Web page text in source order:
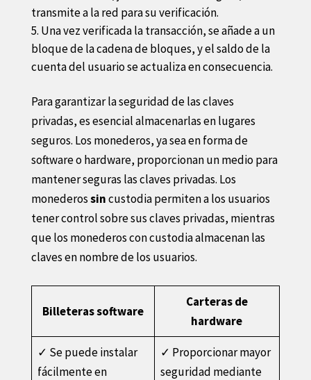
transmite a la red para su verificación.
Una vez verificada la transacción, se añade a un
bloque de la cadena de bloques, y el saldo de la
cuenta del usuario se actualiza en consecuencia.
Para garantizar la seguridad de las claves
privadas, es esencial almacenarlas en lugares
seguros. Los monederos, ya sea en forma de
software o hardware, proporcionan un medio para
mantener seguras las claves privadas. Los
monederossincustodia permiten a los usuarios
tener control sobre sus claves privadas, mientras
que los monederos con custodia almacenan las
claves en nombre de los usuarios.
Billeteras software
Carteras de
hardware
✓ Se puede instalar
fácilmente en
✓ Proporcionar mayor
seguridad mediante